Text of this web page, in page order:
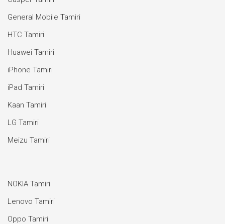
General Mobile Tamiri
HTC Tamiri
Huawei Tamiri
iPhone Tamiri
iPad Tamiri
Kaan Tamiri
LG Tamiri
Meizu Tamiri
NOKIA Tamiri
Lenovo Tamiri
Oppo Tamiri